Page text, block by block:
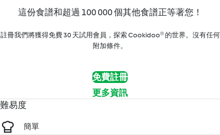
這份食譜和超過 100 000 個其他食譜正等著您！
註冊我們將獲得免費 30 天試用會員，探索 Cookidoo® 的世界。沒有任何
附加條件。
免費註冊
更多資訊
難易度
簡單